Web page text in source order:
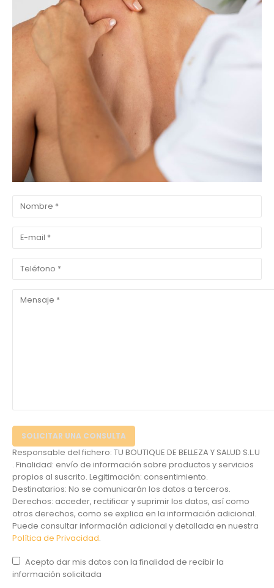
Responsable del fichero: TU BOUTIQUE DE BELLEZA Y SALUD S.L.U
. Finalidad: envío de información sobre productos y servicios
propios al suscrito. Legitimación: consentimiento.
Destinatarios: No se comunicarán los datos a terceros.
Derechos: acceder, rectificar y suprimir los datos, así como
otros derechos, como se explica en la información adicional.
Puede consultar información adicional y detallada en nuestra
Política de Privacidad.
Acepto dar mis datos con la finalidad de recibir la
información solicitada